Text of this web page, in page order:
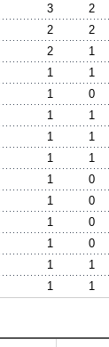
3
2
2
2
2
1
1
1
1
0
1
1
1
1
1
1
1
0
1
0
1
0
1
0
1
1
1 1